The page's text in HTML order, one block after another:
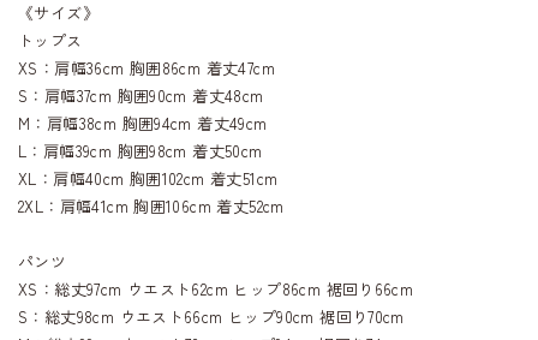
《サイズ》
トップス
XS：肩幅36cm 胸囲86cm 着丈47cm
S：肩幅37cm 胸囲90cm 着丈48cm
M：肩幅38cm 胸囲94cm 着丈49cm
L：肩幅39cm 胸囲98cm 着丈50cm
XL：肩幅40cm 胸囲102cm 着丈51cm
2XL：肩幅41cm 胸囲106cm 着丈52cm
パンツ
XS：総丈97cm ウエスト62cm ヒップ86cm 裾回り66cm
S：総丈98cm ウエスト66cm ヒップ90cm 裾回り70cm